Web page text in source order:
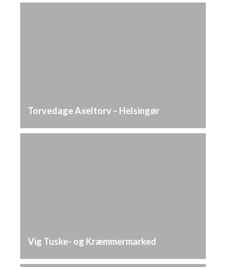
Torvedage Axeltorv – Helsingør
Vig Tuske- og Kræmmermarked